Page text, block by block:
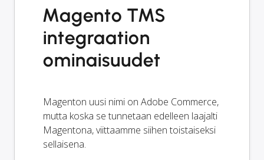
Magento TMS
integraation
ominaisuudet
Magenton uusi nimi on Adobe Commerce,
mutta koska se tunnetaan edelleen laajalti
Magentona, viittaamme siihen toistaiseksi
sellaisena.